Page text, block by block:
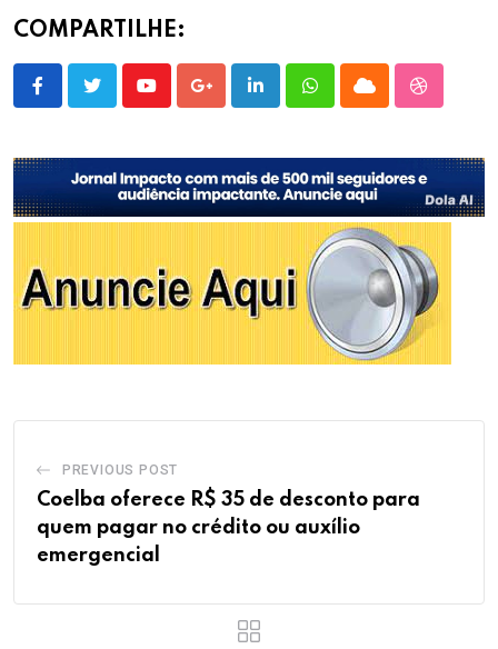
COMPARTILHE:
YoutubeGoogle+LinkedInWhatsappCloud
PREVIOUS POST
Coelba oferece R$ 35 de desconto para
quem pagar no crédito ou auxílio
emergencial